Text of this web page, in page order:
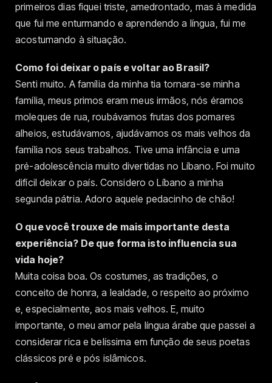
primeiros dias fiquei triste, amedrontado, mas à medida
que fui me enturmando e aprendendo a língua, fui me
acostumando à situação.
Como foi deixar o país e voltar ao Brasil?
Senti muito. A família da minha tia tornara-se minha
família, meus primos eram meus irmãos, nós éramos
moleques de rua, roubávamos frutas dos pomares
alheios, estudávamos, ajudávamos os mais velhos da
família nos seus trabalhos. Tive uma infância e uma
pré-adolescência muito divertidas no Líbano. Foi muito
difícil deixar o país. Considero o Líbano a minha
segunda pátria. Adoro aquele pedacinho de chão!
O que você trouxe de mais importante desta
experiência? De que forma isto influencia sua
vida hoje?
Muita coisa boa. Os costumes, as tradições, o
conceito de honra, a lealdade, o respeito ao próximo
e, especialmente, aos mais velhos. E, muito
importante, o meu amor pela língua árabe que passei a
considerar rica e belíssima em função de seus poetas
clássicos pré e pós islâmicos.